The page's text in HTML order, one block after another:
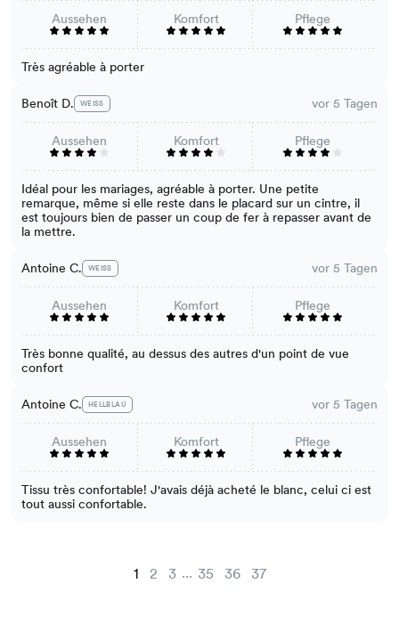
Aussehen Komfort Pflege
Très agréable à porter
Benoît D. WEISS vor 5 Tagen
Aussehen Komfort Pflege
Idéal pour les mariages, agréable à porter. Une petite
remarque, même si elle reste dans le placard sur un cintre, il
est toujours bien de passer un coup de fer à repasser avant de
la mettre.
Antoine C. WEISS vor 5 Tagen
Aussehen Komfort Pflege
Très bonne qualité, au dessus des autres d'un point de vue
confort
Antoine C. HELLBLAU vor 5 Tagen
Aussehen Komfort Pflege
Tissu très confortable! J'avais déjà acheté le blanc, celui ci est
tout aussi confortable.
1 2 3 ... 35 36 37